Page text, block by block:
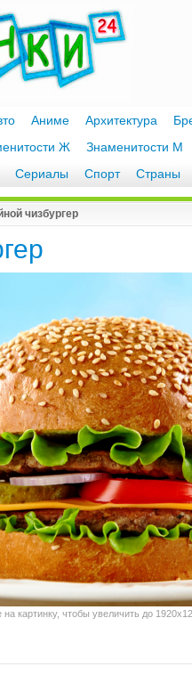
Аниме Архитектура
Ж
Знаменитости М
Сериалы Спорт Страны
чизбургер
картинку, чтобы увеличить до